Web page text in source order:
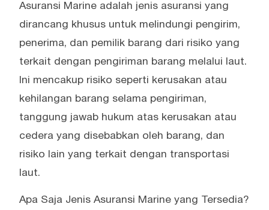
Asuransi Marine adalah jenis asuransi yang
dirancang khusus untuk melindungi pengirim,
penerima, dan pemilik barang dari risiko yang
terkait dengan pengiriman barang melalui laut.
Ini mencakup risiko seperti kerusakan atau
kehilangan barang selama pengiriman,
tanggung jawab hukum atas kerusakan atau
cedera yang disebabkan oleh barang, dan
risiko lain yang terkait dengan transportasi
laut.
Apa Saja Jenis Asuransi Marine yang Tersedia?